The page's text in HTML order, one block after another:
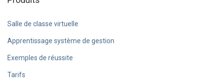
Salle de classe virtuelle
Apprentissage système de gestion
Exemples de réussite
Tarifs